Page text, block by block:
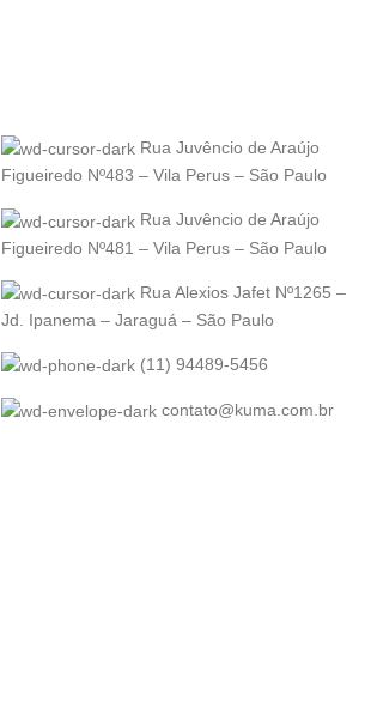
Rua Juvêncio de Araújo
Figueiredo Nº483 – Vila Perus – São Paulo
Rua Juvêncio de Araújo
Figueiredo Nº481 – Vila Perus – São Paulo
Rua Alexios Jafet Nº1265 –
Jd. Ipanema – Jaraguá – São Paulo
(11) 94489-5456
contato@kuma.com.br